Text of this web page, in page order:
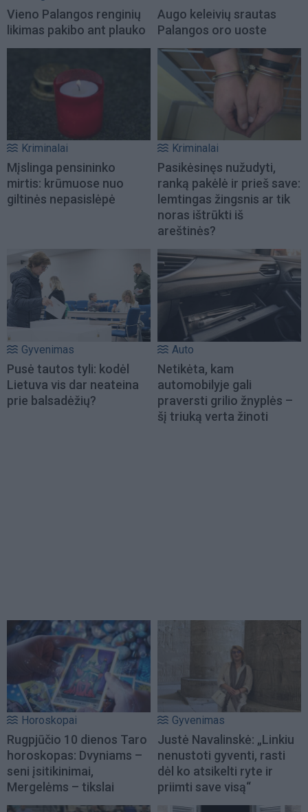
Vieno Palangos renginių
likimas pakibo ant plauko
Augo keleivių srautas
Palangos oro uoste
Kriminalai
Mįslinga pensininko
mirtis: krūmuose nuo
giltinės nepasislėpė
Kriminalai
Pasikėsinęs nužudyti,
ranką pakėlė ir prieš save:
lemtingas žingsnis ar tik
noras ištrūkti iš
areštinės?
Gyvenimas
Pusė tautos tyli: kodėl
Lietuva vis dar neateina
prie balsadėžių?
Auto
Netikėta, kam
automobilyje gali
praversti grilio žnyplės –
šį triuką verta žinoti
Horoskopai
Rugpjūčio 10 dienos Taro
horoskopas: Dvyniams –
seni įsitikinimai,
Mergelėms – tikslai
Gyvenimas
Justė Navalinskė: „Linkiu
nenustoti gyventi, rasti
dėl ko atsikelti ryte ir
priimti save visą“